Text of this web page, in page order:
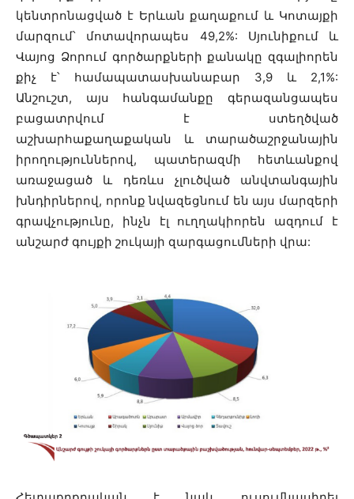
կենտրոնացված է Երևան քաղաքում և Կոտայքի
մարզում՝ մոտավորապես 49,2%: Սյունիքում և
Վայոց Ձորում գործարքների քանակը զգալիորեն
քիչ է՝ համապատասխանաբար 3,9 և 2,1%:
Անշուշտ, այս հանգամանքը գերազանցապես
բացատրվում է ստեղծված
աշխարհաքաղաքական և տարածաշրջանային
իրողություններով, պատերազմի հետևանքով
առաջացած և դեռևս չլուծված անվտանգային
խնդիրներով, որոնք նվազեցնում են այս մարզերի
գրավչությունը, ինչն էլ ուղղակիորեն ազդում է
անշարժ գույքի շուկայի զարգացումների վրա: